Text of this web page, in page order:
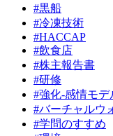
#黒船
#冷凍技術
#HACCAP
#飲食店
#株主報告書
#研修
#強化-感情モデ
#バーチャルウ
#学問のすすめ